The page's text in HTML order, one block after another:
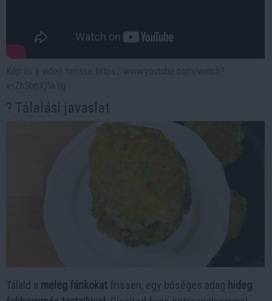
?️ Tálalási javaslat
Tálald a meleg fánkokat frissen, egy bőséges adag hideg